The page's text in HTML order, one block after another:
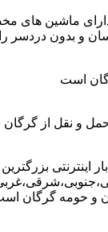
ماشین های
و بدون دردسر را
است
و نقل از
بزرگترین
و حومه گرگان